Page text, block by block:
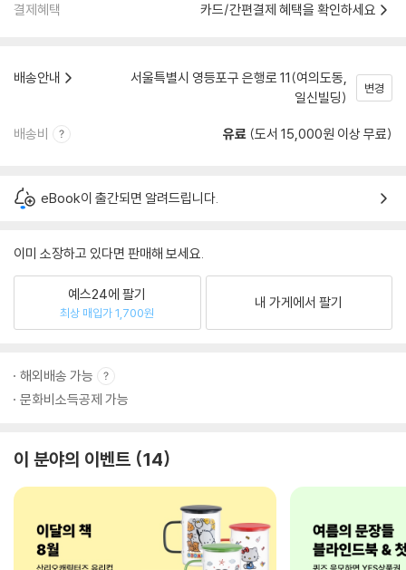
결제혜택 카드/간편결제 혜택을 확인하세요
배송안내
서울특별시 영등포구 은행로 11(여의도동,
일신빌딩)
변경
배송비 유료 (도서 15,000원 이상 무료)
eBook이 출간되면 알려드립니다.
이미 소장하고 있다면 판매해 보세요.
예스24에 팔기
최상 매입가 1,700원
내 가게에서 팔기
해외배송 가능
문화비소득공제 가능
이 분야의 이벤트 14